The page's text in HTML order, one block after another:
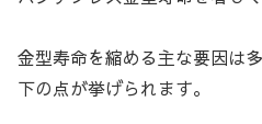
金型寿命を縮める主な要因は
下の点が挙げられます。